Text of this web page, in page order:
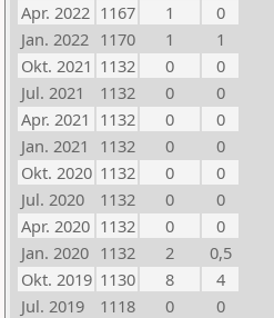
Apr. 2022 1167 1
0
Jan. 2022 1170 1
1
Okt. 2021 1132 0
0
Jul. 2021
1132 0
0
Apr. 2021 1132 0
0
Jan. 2021
1132 0
0
Okt. 2020 1132 0
0
Jul. 2020
1132 0
0
Apr. 2020 1132 0
0
Jan. 2020 1132 2
0,5
Okt. 2019 1130 8
4
Jul. 2019
1118 0
0